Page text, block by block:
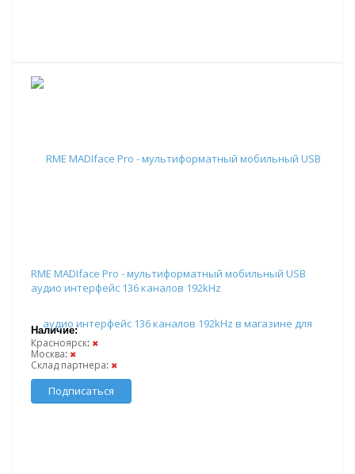
RME MADIface Pro - мультиформатный мобильный USB
аудио интерфейс 136 каналов 192kHz
Наличие:
Красноярск: ✖
Москва: ✖
Склад партнера: ✖
Подписаться